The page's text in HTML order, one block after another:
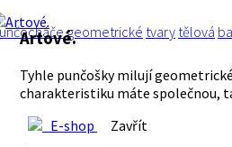
geometrické tvary tělová
Artové.
Tyhle punčošky milují
charakteristiku máte společnou,
E-shop
Zavřít